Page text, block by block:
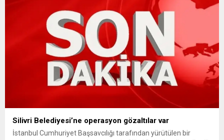
Silivri Belediyesi’ne operasyon gözaltılar var
İstanbul Cumhuriyet Başsavcılığı tarafından yürütülen bir